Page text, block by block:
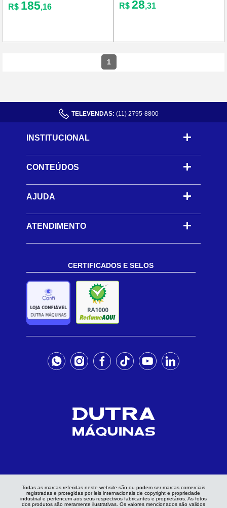
R$ 185,16 R$ 28,31
1
TELEVENDAS: (11) 2795-8800
INSTITUCIONAL
CONTEÚDOS -
AJUDA -
ATENDIMENTO
CERTIFICADOS E SELOS
Todas as marcas referidas neste website são ou podem ser marcas comerciais
registradas e protegidas por leis internacionais de copyright e propriedade
industrial e pertencem aos seus respectivos fabricantes e proprietários. As fotos
dos produtos são meramente ilustrativas. Os valores mencionados são validos